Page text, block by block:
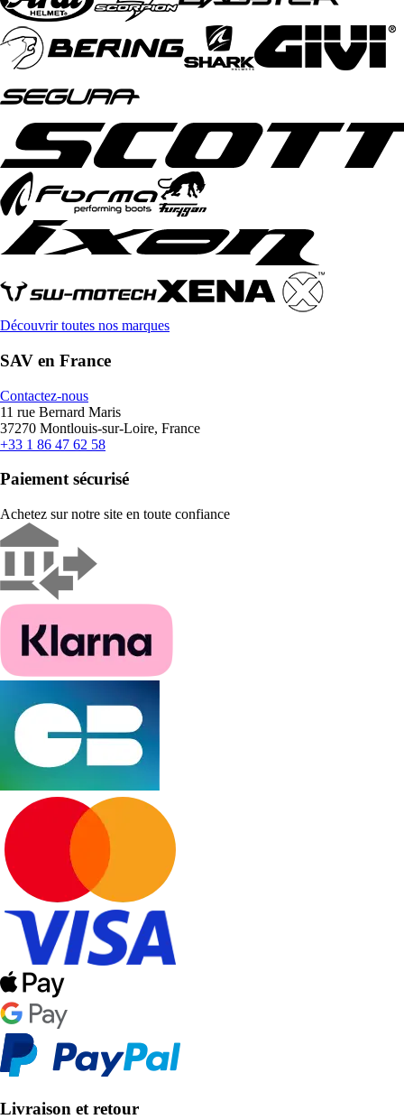
Découvrir toutes nos marques
SAV en France
Contactez-nous
11 rue Bernard Maris
37270 Montlouis-sur-Loire, France
+33 1 86 47 62 58
Paiement sécurisé
Achetez sur notre site en toute confiance
Livraison et retour